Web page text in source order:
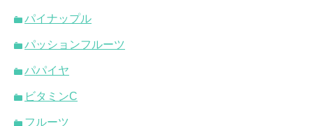
パイナップル
パッションフルーツ
パパイヤ
ビタミンC
フルーツ